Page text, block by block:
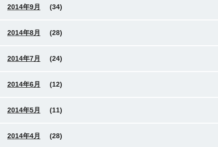
2014年9月 (34)
2014年8月 (28)
2014年7月 (24)
2014年6月 (12)
2014年5月 (11)
2014年4月 (28)